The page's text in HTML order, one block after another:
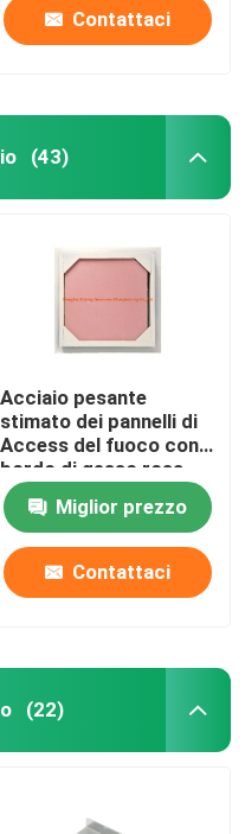
Contattaci
(43)
Acciaio pesante
stimato dei pannelli di
Access del fuoco con il
bordo di gesso rosa
per il muro a secco
Miglior prezzo
Contattaci
(22)